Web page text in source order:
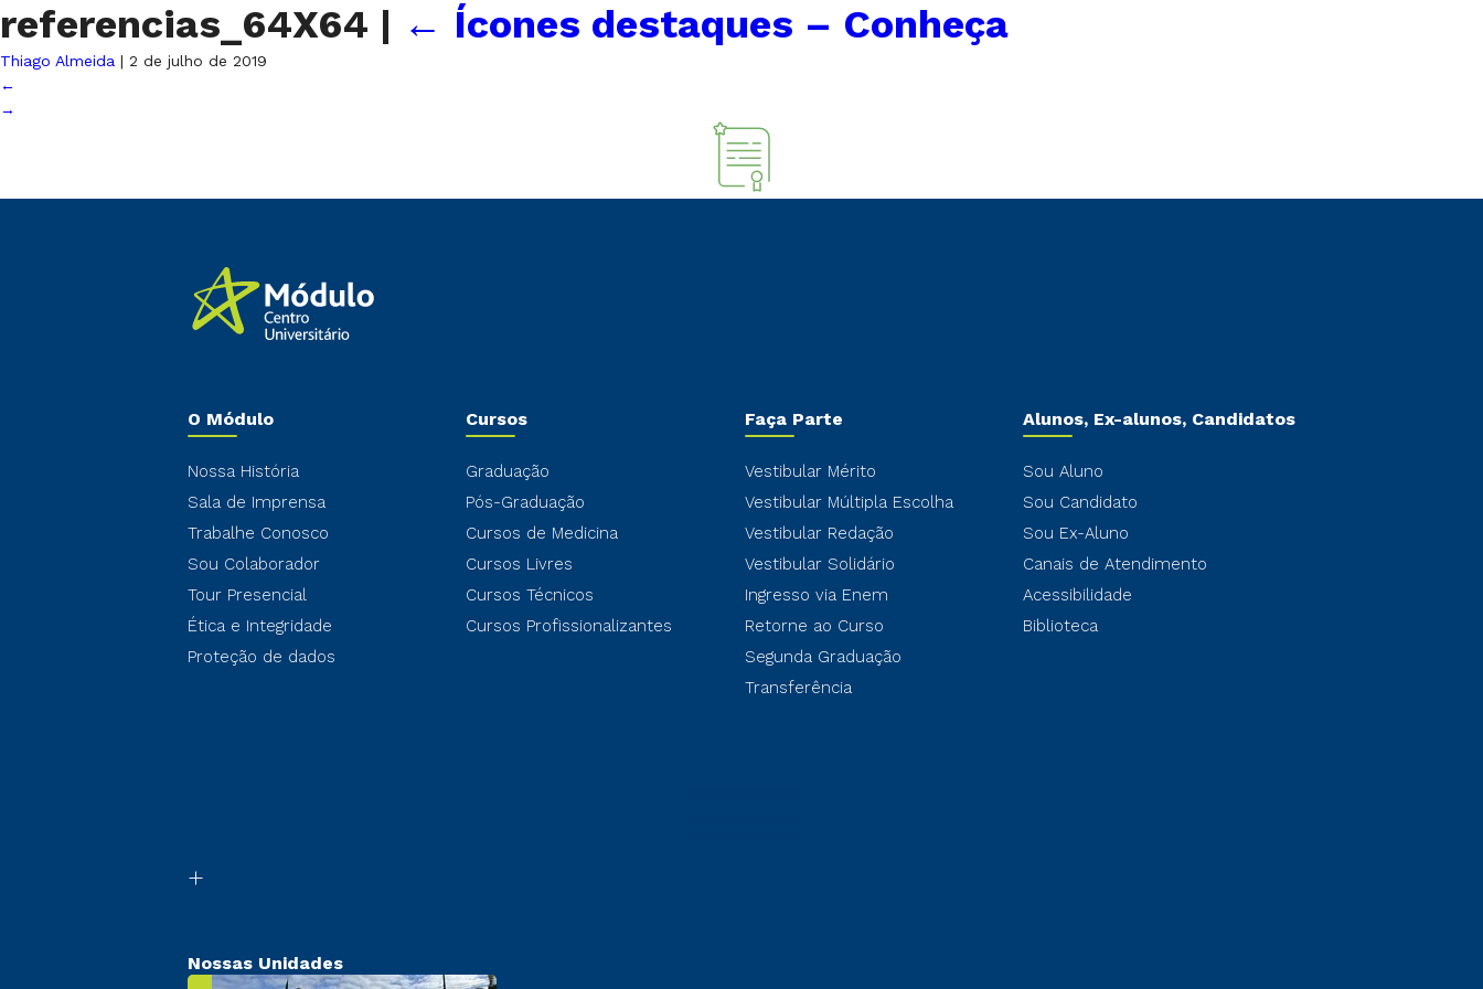
referencias_64X64 | ← Ícones destaques – Conheça
Thiago Almeida | 2 de julho de 2019
←
→
O Módulo
Nossa História
Sala de Imprensa
Trabalhe Conosco
Sou Colaborador
Tour Presencial
Ética e Integridade
Proteção de dados
Cursos
Graduação
Pós-Graduação
Cursos de Medicina
Cursos Livres
Cursos Técnicos
Cursos Profissionalizantes
Faça Parte
Vestibular Mérito
Vestibular Múltipla Escolha
Vestibular Redação
Vestibular Solidário
Ingresso via Enem
Retorne ao Curso
Segunda Graduação
Transferência
Alunos, Ex-alunos, Candidatos
Sou Aluno
Sou Candidato
Sou Ex-Aluno
Canais de Atendimento
Acessibilidade
Biblioteca
Nossas Unidades